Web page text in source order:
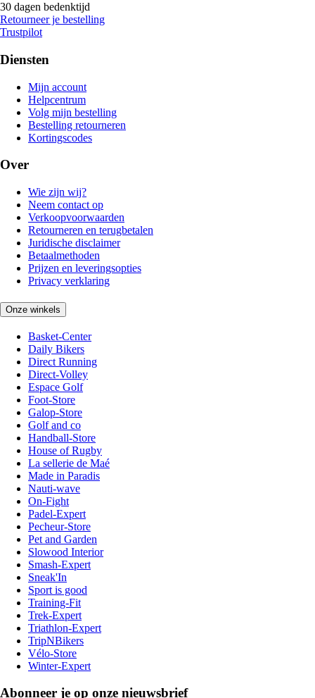
30 dagen bedenktijd
Retourneer je bestelling
Trustpilot
Diensten
Mijn account
Helpcentrum
Volg mijn bestelling
Bestelling retourneren
Kortingscodes
Over
Wie zijn wij?
Neem contact op
Verkoopvoorwaarden
Retourneren en terugbetalen
Juridische disclaimer
Betaalmethoden
Prijzen en leveringsopties
Privacy verklaring
Onze winkels
Basket-Center
Daily Bikers
Direct Running
Direct-Volley
Espace Golf
Foot-Store
Galop-Store
Golf and co
Handball-Store
House of Rugby
La sellerie de Maé
Made in Paradis
Nauti-wave
On-Fight
Padel-Expert
Pecheur-Store
Pet and Garden
Slowood Interior
Smash-Expert
Sneak'In
Sport is good
Training-Fit
Trek-Expert
Triathlon-Expert
TripNBikers
Vélo-Store
Winter-Expert
Abonneer je op onze nieuwsbrief